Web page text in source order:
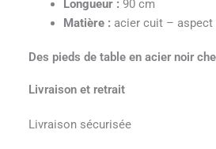
Longueur : 90 cm
Matière : acier cuit – aspect
Des pieds de table en acier noir
Livraison et retrait
Livraison sécurisée